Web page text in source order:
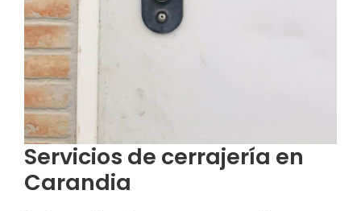
Servicios de cerrajería en
Carandia